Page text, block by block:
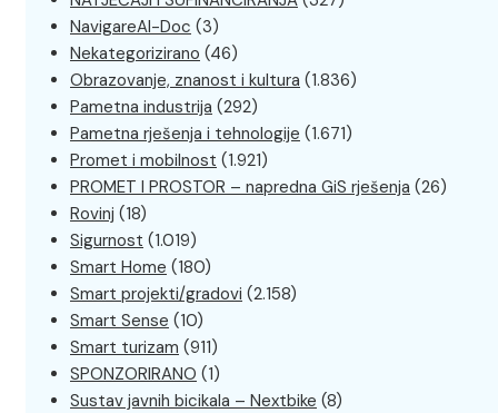
NavigareAI-Doc (3)
Nekategorizirano (46)
Obrazovanje, znanost i kultura (1.836)
Pametna industrija (292)
Pametna rješenja i tehnologije (1.671)
Promet i mobilnost (1.921)
PROMET I PROSTOR – napredna GiS rješenja (26)
Rovinj (18)
Sigurnost (1.019)
Smart Home (180)
Smart projekti/gradovi (2.158)
Smart Sense (10)
Smart turizam (911)
SPONZORIRANO (1)
Sustav javnih bicikala – Nextbike (8)